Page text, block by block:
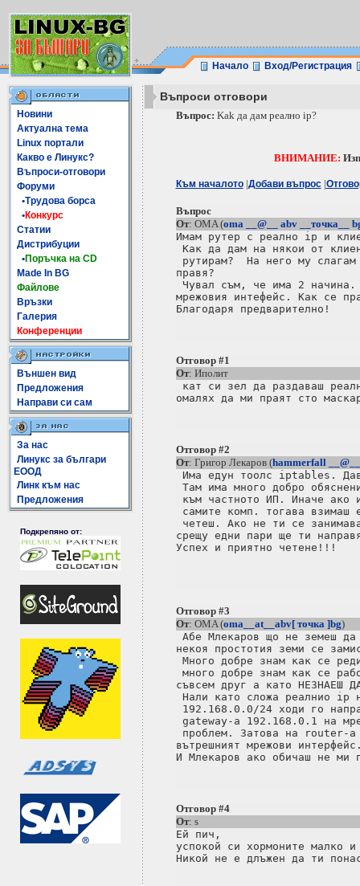
Начало Вход/Регистрация
Новини
Актуална тема
Linux портали
Какво е Линукс?
Въпроси-отговори
Форуми
•Трудова борса
•Конкурс
Статии
Дистрибуции
•Поръчка на CD
Made In BG
Файлове
Връзки
Галерия
Конференции
Външен вид
Предложения
Направи си сам
За нас
Линукс за българи
ЕООД
Линк към нас
Предложения
Подкрепяно от:
Въпроси отговори
Въпрос: Kak да дам реално ip?
ВНИМАНИЕ:
Към началото|Добави въпрос|
Въпрос
От: OMA (oma __@__ abv __точка__
Имам рутер с реално ip и
Как да дам на някои от
рутирам?  На него му
правя?
Чувал съм, че има 2
мрежовия интефейс. Как се
Отговор #1
От: Иполит
кат си зел да раздаваш
Отговор #2
От: Григор Лекаров (hammerfall
Има едун тоолс iptables.
Там има много добро
към частното ИП. Иначе ако
самите комп. тогава взимаш
четеш. Ако не ти се
срещу едни пари ще ти
Успех и приятно четене!!!
Отговор #3
От: OMA (oma__at__abv[ точка ]bg)
Aбе Млекаров що не земеш
некоя простотия земи се
Много добре знам как се
много добре знам как се
съвсем друг а като НЕЗНАЕШ
Нали като сложа реалнио ip
192.168.0.0/24 ходи го
gateway-a 192.168.0.1 на
проблем. Затова на router-
вътрешният мрежови
Отговор #4
От: s
Ей пич,
успокой си хормоните малко